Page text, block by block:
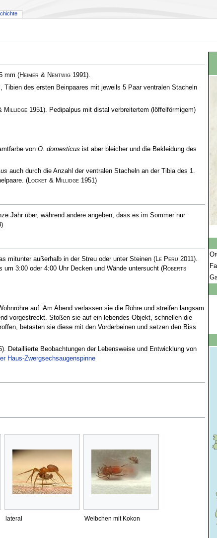
mm (Heimer & Nentwig1991).
des ersten Beinpaares mit jeweils 5 Paar ventralen Stacheln
Millidge1951). Pedipalpus mit distal verbreitertem (löffelförmigem)
von O. domesticus ist aber bleicher und die Bekleidung des
auch durch die Anzahl der ventralen Stacheln an der Tibia des 1.
(Locket & Millidge1951)
Jahr über, während andere angeben, dass es im Sommer nur
mitunter außerhalb in der Streu oder unter Steinen (Le Peru 2011).
3:00 oder 4:00 Uhr Decken und Wände untersucht (Roberts
auf. Am Abend verlassen sie die Röhre und streifen langsam
vorgestreckt. Stoßen sie auf ein lebendes Objekt, schnellen die
betasten sie diese mit den Vorderbeinen und setzen den Biss
. Detaillierte Beobachtungen der Lebensweise und Entwicklung von
Haus-Zwergsechsaugenspinne
lateral Weibchen mit Kokon